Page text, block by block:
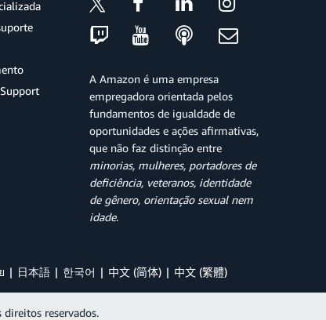
A Amazon é uma empresa
empregadora orientada pelos
fundamentos de igualdade de
oportunidades e ações afirmativas,
que não faz distinção entre
minorias, mulheres, portadores de
deficiência, veteranos, identidade
de gênero, orientação sexual nem
idade.
日本語 한국어 中文 (简体) 中文 (繁體)
direitos reservados.